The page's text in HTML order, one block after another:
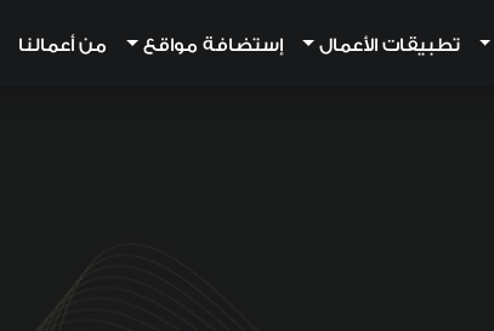
تطبيقات الأعمال إستضافة مواقع من أعمالنا